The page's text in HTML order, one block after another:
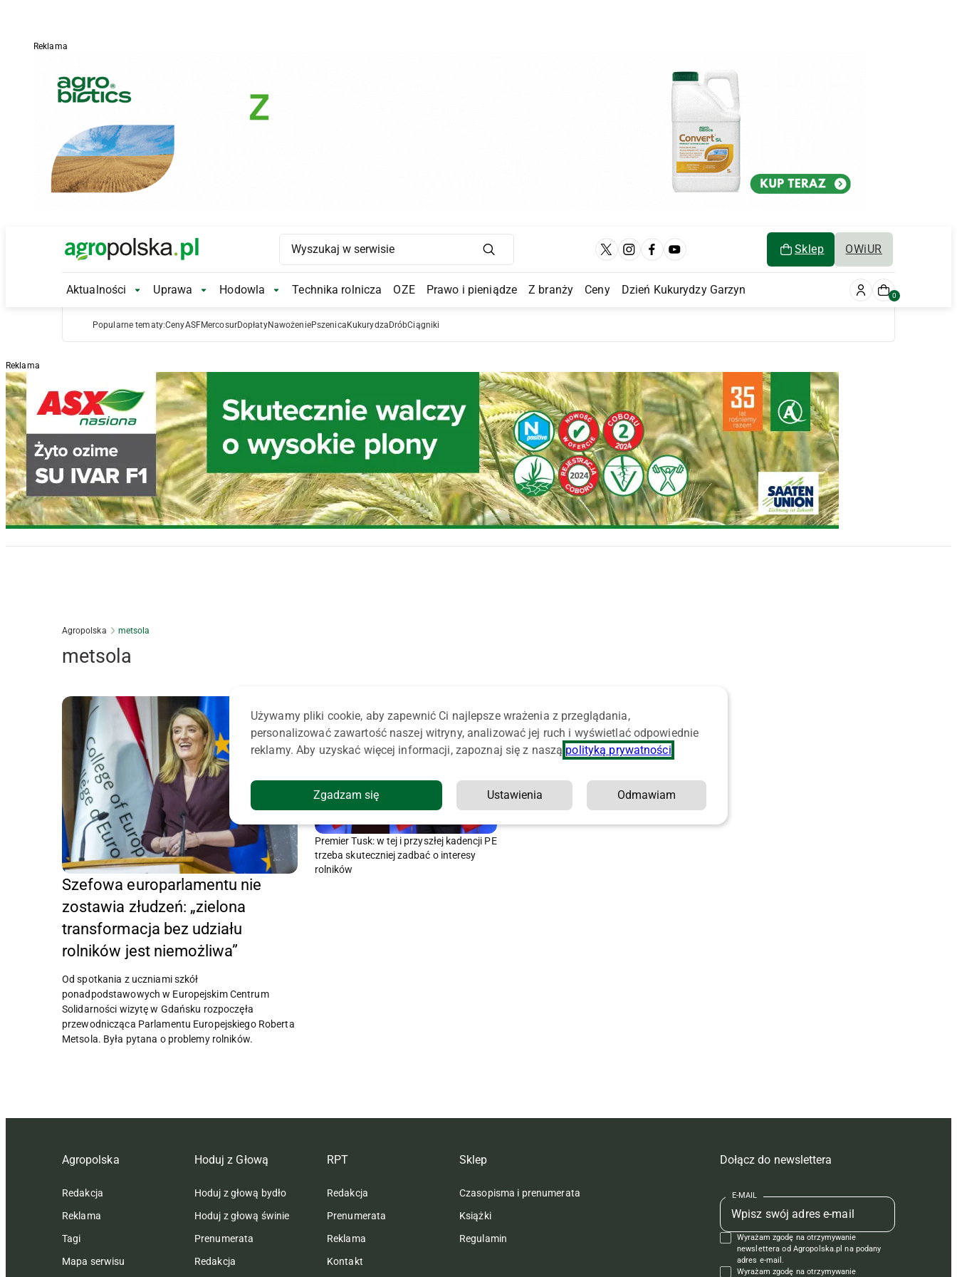
Reklama
Main Logo Sklep OWiUR
Main Navigation
Aktualności Aktualności Submenu
Uprawa Uprawa Submenu
Hodowla Hodowla Submenu
Technika rolnicza OZE Prawo i pieniądze Z branży Ceny Dzień Kukurydzy Garzyn 0
Popularne tematy:CenyASFMercosurDopłatyNawożeniePszenica Kukurydza DróbCiągniki
Reklama
Agropolska metsola
metsola
Szefowa europarlamentu nie
zostawia złudzeń: „zielona
transformacja bez udziału
rolników jest niemożliwa”
Od spotkania z uczniami szkół
ponadpodstawowych w Europejskim Centrum
Solidarności wizytę w Gdańsku rozpoczęła
przewodnicząca Parlamentu Europejskiego Roberta
Metsola. Była pytana o problemy rolników.
Premier Tusk: w tej i przyszłej kadencji PE
trzeba skuteczniej zadbać o interesy
rolników
Agropolska
Redakcja
Reklama
Tagi
Mapa serwisu
Hoduj z Głową
Hoduj z głową bydło
Hoduj z głową świnie
Prenumerata
Redakcja
RPT
Redakcja
Prenumerata
Reklama
Kontakt
Sklep
Czasopisma i prenumerata
Książki
Regulamin
Dołącz do newslettera
E-MAIL
Wyrażam zgodę na otrzymywanie
newslettera od Agropolska.pl na podany
adres e-mail.
Wyrażam zgodę na otrzymywanie
Używamy pliki cookie, aby zapewnić Ci najlepsze wrażenia z przeglądania,
personalizować zawartość naszej witryny, analizować jej ruch i wyświetlać odpowiednie
reklamy. Aby uzyskać więcej informacji, zapoznaj się z naszą polityką prywatności
Zgadzam się Ustawienia Odmawiam